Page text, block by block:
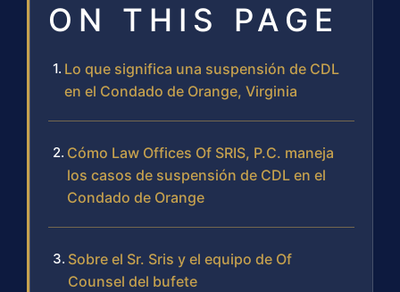
ON THIS PAGE
Lo que significa una suspensión de CDL
en el Condado de Orange, Virginia
Cómo Law Offices Of SRIS, P.C. maneja
los casos de suspensión de CDL en el
Condado de Orange
Sobre el Sr. Sris y el equipo de Of
Counsel del bufete